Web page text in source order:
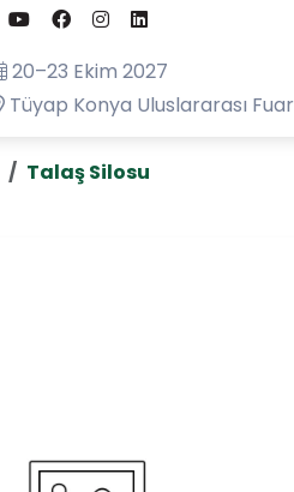
20–23 Ekim 2027
Tüyap Konya Uluslararası
Talaş Silosu